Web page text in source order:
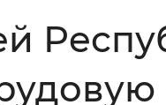
Большой
Синий фон